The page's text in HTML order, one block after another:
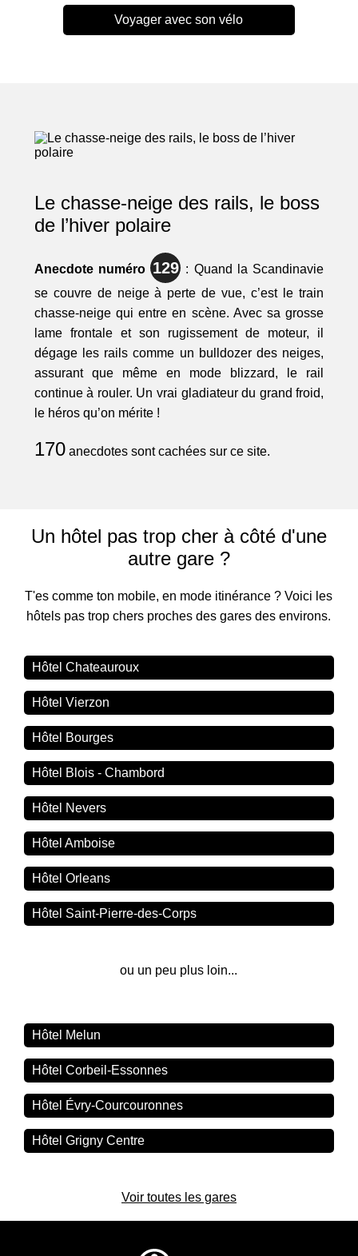
Voyager avec son vélo
Le chasse-neige des rails, le boss
de l’hiver polaire
Anecdote numéro 129 : Quand la Scandinavie
se couvre de neige à perte de vue, c’est le train
chasse-neige qui entre en scène. Avec sa grosse
lame frontale et son rugissement de moteur, il
dégage les rails comme un bulldozer des neiges,
assurant que même en mode blizzard, le rail
continue à rouler. Un vrai gladiateur du grand froid,
le héros qu’on mérite !
170anecdotes sont cachées sur ce site.
Un hôtel pas trop cher à côté d'une
autre gare ?
T'es comme ton mobile, en mode itinérance ? Voici les
hôtels pas trop chers proches des gares des environs.
Hôtel Chateauroux
Hôtel Vierzon
Hôtel Bourges
Hôtel Blois - Chambord
Hôtel Nevers
Hôtel Amboise
Hôtel Orleans
Hôtel Saint-Pierre-des-Corps
ou un peu plus loin...
Hôtel Melun
Hôtel Corbeil-Essonnes
Hôtel Évry-Courcouronnes
Hôtel Grigny Centre
Voir toutes les gares